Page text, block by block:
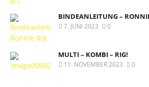
BINDEANLEITUNG –
7. JUNI 2023 0
MULTI – KOMBI – RIG!
11. NOVEMBER 2023 0